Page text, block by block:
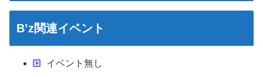
B’z関連イベント
イベント無し